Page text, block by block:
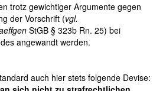
trotz gewichtiger Argumente gegen
der Vorschrift (vgl.
StGB § 323b Rn. 25) bei
angewandt werden.
auch hier stets folgende Devise: